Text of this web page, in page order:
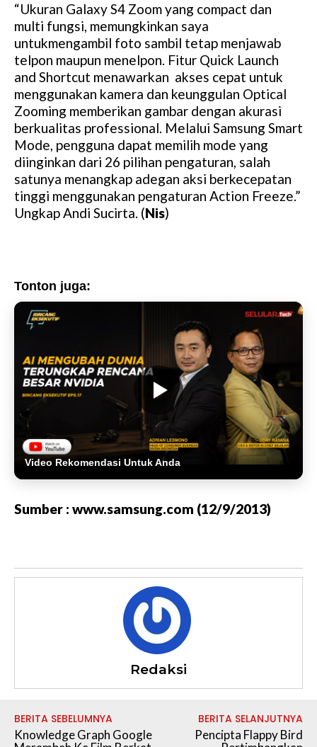
“Ukuran Galaxy S4 Zoom yang compact dan
multi fungsi, memungkinkan saya
untukmengambil foto sambil tetap menjawab
telpon maupun menelpon. Fitur Quick Launch
and Shortcut menawarkan akses cepat untuk
menggunakan kamera dan keunggulan Optical
Zooming memberikan gambar dengan akurasi
berkualitas professional. Melalui Samsung Smart
Mode, pengguna dapat memilih mode yang
diinginkan dari 26 pilihan pengaturan, salah
satunya menangkap adegan aksi berkecepatan
tinggi menggunakan pengaturan Action Freeze.”
Ungkap Andi Sucirta. (Nis)
Tonton juga:
Video Rekomendasi Untuk Anda
Sumber : www.samsung.com (12/9/2013)
Redaksi
BERITA SEBELUMNYA
Knowledge Graph Google
BERITA SELANJUTNYA
Pencipta Flappy Bird